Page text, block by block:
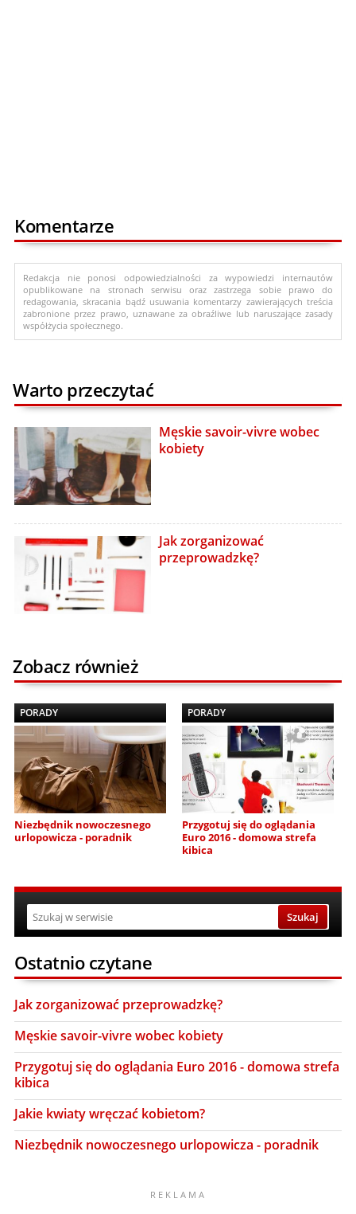
Komentarze
Redakcja nie ponosi odpowiedzialności za wypowiedzi internautów
opublikowane na stronach serwisu oraz zastrzega sobie prawo do
redagowania, skracania bądź usuwania komentarzy zawierających treścia
zabronione przez prawo, uznawane za obraźliwe lub naruszające zasady
współżycia społecznego.
Warto przeczytać
Męskie savoir-vivre wobec
kobiety
Jak zorganizować
przeprowadzkę?
Zobacz również
PORADY
Niezbędnik nowoczesnego
urlopowicza - poradnik
PORADY
Przygotuj się do oglądania
Euro 2016 - domowa strefa
kibica
Ostatnio czytane
Jak zorganizować przeprowadzkę?
Męskie savoir-vivre wobec kobiety
Przygotuj się do oglądania Euro 2016 - domowa strefa
kibica
Jakie kwiaty wręczać kobietom?
Niezbędnik nowoczesnego urlopowicza - poradnik